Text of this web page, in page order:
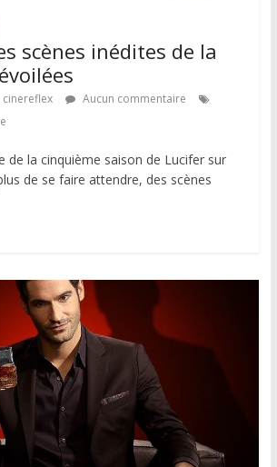
scènes inédites de la
cinereflex
Aucun commentaire
de la cinquième saison de Lucifer sur
de se faire attendre, des scènes